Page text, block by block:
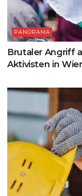
PANORAMA
Brutaler Angriff
Aktivisten in